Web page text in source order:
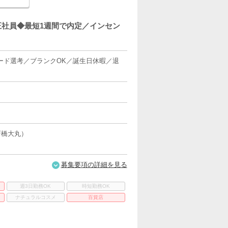
員◆最短1週間で内定／インセン
選考／ブランクOK／誕生日休暇／退
大丸）
募集要項の詳細を見る
週3日勤務OK
時短勤務OK
ナチュラルコスメ
百貨店